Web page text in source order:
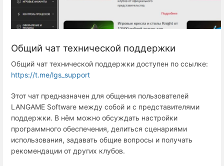
Общий чат технической поддержки
Общий чат технической поддержки доступен по ссылке:
https://t.me/lgs_support
Этот чат предназначен для общения пользователей
LANGAME Software между собой и с представителями
поддержки. В нём можно обсуждать настройки
программного обеспечения, делиться сценариями
использования, задавать общие вопросы и получать
рекомендации от других клубов.